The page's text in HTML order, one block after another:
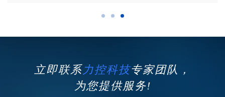
立即联系 力控科技专家团队，
为您提供服务!